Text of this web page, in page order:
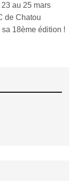
au 25 mars
de Chatou
18ème édition !